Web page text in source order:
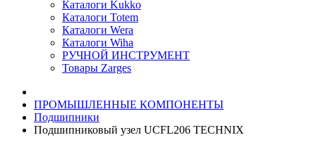
Каталоги Kukko
Каталоги Totem
Каталоги Wera
Каталоги Wiha
РУЧНОЙ ИНСТРУМЕНТ
Товары Zarges
ПРОМЫШЛЕННЫЕ КОМПОНЕНТЫ
Подшипники
Подшипниковый узел UCFL206 TECHNIX